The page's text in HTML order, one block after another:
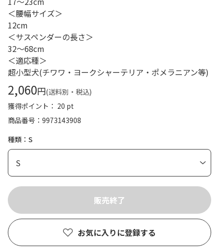
＜腰幅サイズ＞
12cm
＜サスペンダーの長さ＞
32～68cm
＜適応種＞
超小型犬(チワワ・ヨークシャーテリア・ポメラニアン等)
2,060円(送料別・税込)
獲得ポイント： 20 pt
商品番号
9973143908
種類：S
お気に入りに登録する